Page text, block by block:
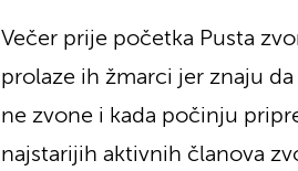
Večer prije početka Pusta
prolaze ih žmarci jer znaju
ne zvone i kada počinju
najstarijih aktivnih članova